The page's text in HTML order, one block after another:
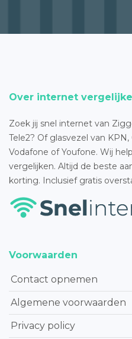
Over internet
Zoek jij snel internet van
Tele2? Of glasvezel van KPN,
Vodafone of Youfone. Wij
vergelijken. Altijd de beste
korting. Inclusief gratis
Voorwaarden
Contact opnemen
Algemene voorwaarden
Privacy policy